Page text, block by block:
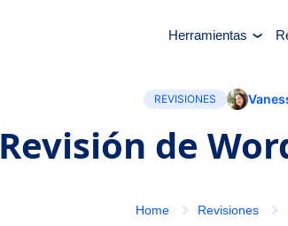
Herramientas
REVISIONES
Revisión de
Home Revisiones